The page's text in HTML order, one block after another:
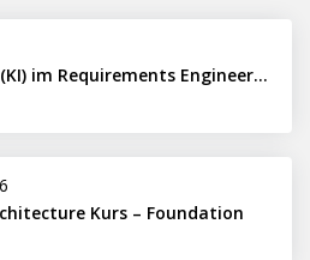
Künstliche Intelligenz (KI) im Requirements Engineering erfolgreich einsetzen
Kurs – Foundation